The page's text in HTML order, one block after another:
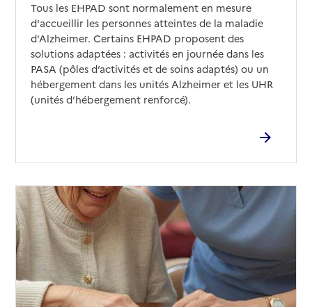
Tous les EHPAD sont normalement en mesure
d'accueillir les personnes atteintes de la maladie
d'Alzheimer. Certains EHPAD proposent des
solutions adaptées : activités en journée dans les
PASA (pôles d’activités et de soins adaptés) ou un
hébergement dans les unités Alzheimer et les UHR
(unités d’hébergement renforcé).